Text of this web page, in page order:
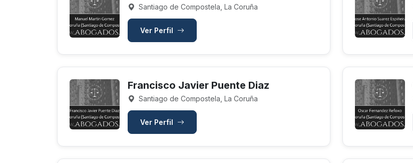
Santiago de Compostela, La Coruña
Ver Perfil
Francisco Javier Puente Diaz
Santiago de Compostela, La Coruña
Ver Perfil